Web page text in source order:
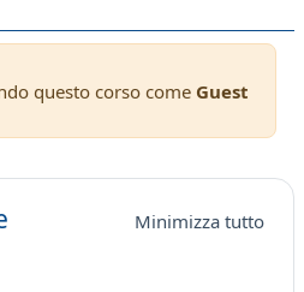
questo corso come Guest
Minimizza tutto